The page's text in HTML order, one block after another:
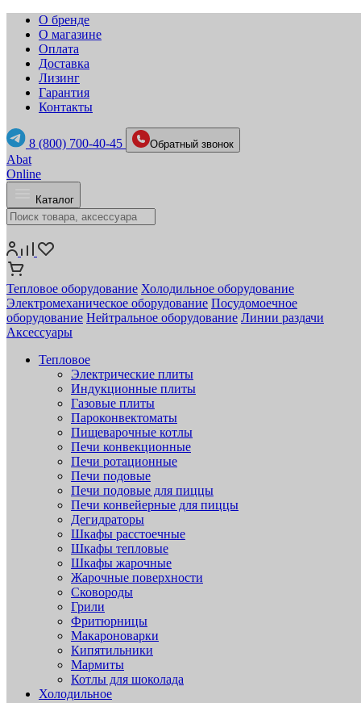
О бренде
О магазине
Оплата
Доставка
Лизинг
Гарантия
Контакты
8 (800) 700-40-45 Обратный звонок
Abat
Online
Каталог
Тепловое оборудование Холодильное оборудование
Электромеханическое оборудование Посудомоечное
оборудование Нейтральное оборудование Линии раздачи
Аксессуары
Тепловое
Электрические плиты
Индукционные плиты
Газовые плиты
Пароконвектоматы
Пищеварочные котлы
Печи конвекционные
Печи ротационные
Печи подовые
Печи подовые для пиццы
Печи конвейерные для пиццы
Дегидраторы
Шкафы расстоечные
Шкафы тепловые
Шкафы жарочные
Жарочные поверхности
Сковороды
Грили
Фритюрницы
Макароноварки
Кипятильники
Мармиты
Котлы для шоколада
Холодильное